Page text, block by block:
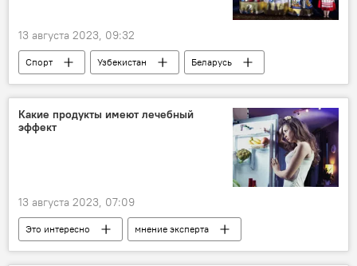
13 августа 2023, 09:32
Спорт Узбекистан
Беларусь
II Игры стран СНГ
игры стран СНГ
Бокс
медали
футзал
золото
Какие продукты имеют лечебный
эффект
13 августа 2023, 07:09
Это интересно
мнение эксперта
продукты
заболевания
здоровье